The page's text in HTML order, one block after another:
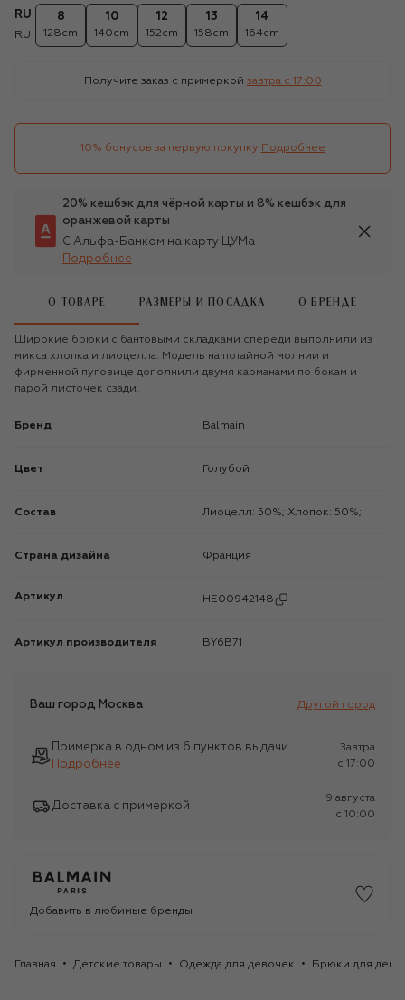
RU
RU
8
128cm
10
140cm
12
152cm
13
158cm
14
164cm
Получите заказ с примеркой завтра c 17:00
10% бонусов за первую покупку Подробнее
20% кешбэк для чёрной карты и 8% кешбэк для
оранжевой карты
С Альфа-Банком на карту ЦУМа
Подробнее
О ТОВАРЕ РАЗМЕРЫ И ПОСАДКА О БРЕНДЕ
Широкие брюки с бантовыми складками спереди выполнили из
микса хлопка и лиоцелла. Модель на потайной молнии и
фирменной пуговице дополнили двумя карманами по бокам и
парой листочек сзади.
Бренд Balmain
Цвет Голубой
Состав Лиоцелл: 50%; Хлопок: 50%;
Страна дизайна Франция
Артикул HE00942148
Артикул производителя BY6B71
Ваш город Москва Другой город
Примерка в одном из 6 пунктов выдачи
Подробнее
Завтра
c 17:00
Доставка с примеркой
9 августа
c 10:00
Добавить в любимые бренды
Главная Детские товары Одежда для девочек Брюки для